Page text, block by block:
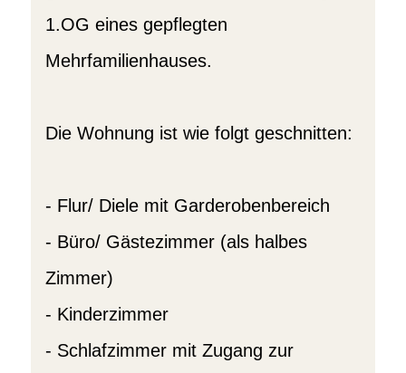
1.OG eines gepflegten
Mehrfamilienhauses.
Die Wohnung ist wie folgt geschnitten:
- Flur/ Diele mit Garderobenbereich
- Büro/ Gästezimmer (als halbes
Zimmer)
- Kinderzimmer
- Schlafzimmer mit Zugang zur